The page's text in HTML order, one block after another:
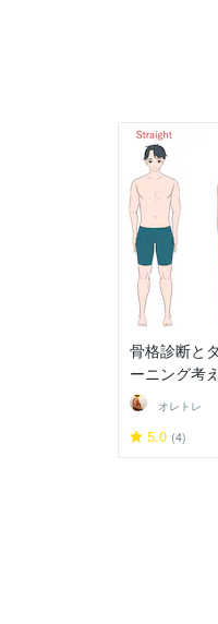
骨格診断と
ーニング考
オレトレ
5.0 (4)